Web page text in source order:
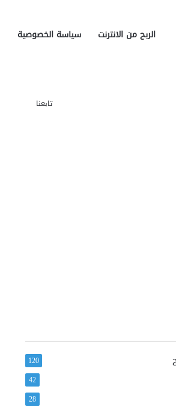
الربح من الانترنت سياسة الخصوصية
تابعنا
120
42
28